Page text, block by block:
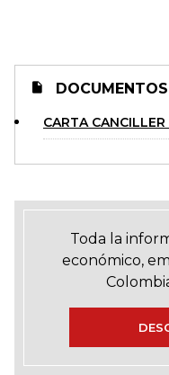
CARTA
Toda la
económico,